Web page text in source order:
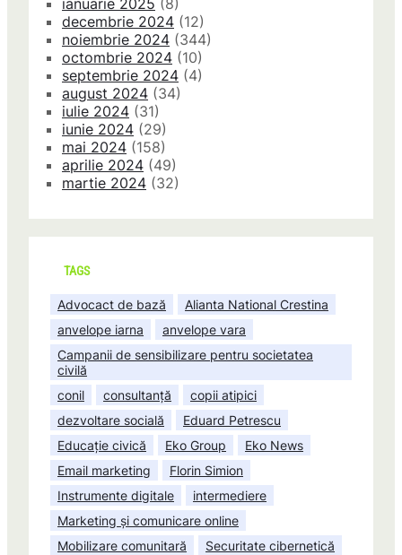
ianuarie 2025 (8)
decembrie 2024 (12)
noiembrie 2024 (344)
octombrie 2024 (10)
septembrie 2024 (4)
august 2024 (34)
iulie 2024 (31)
iunie 2024 (29)
mai 2024 (158)
aprilie 2024 (49)
martie 2024 (32)
TAGS
Advocact de bază
Alianta National Crestina
anvelope iarna
anvelope vara
Campanii de sensibilizare pentru societatea
civilă
conil
consultanță
copii atipici
dezvoltare socială
Eduard Petrescu
Educație civică
Eko Group
Eko News
Email marketing
Florin Simion
Instrumente digitale
intermediere
Marketing și comunicare online
Mobilizare comunitară
Securitate cibernetică